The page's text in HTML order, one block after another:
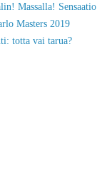
Massalla!
Masters 2019
totta vai tarua?